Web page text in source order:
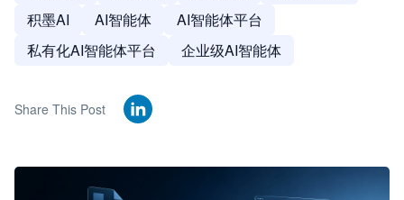
积墨AI
AI智能体
AI智能体平台
私有化AI智能体平台
企业级AI智能体
Share This Post